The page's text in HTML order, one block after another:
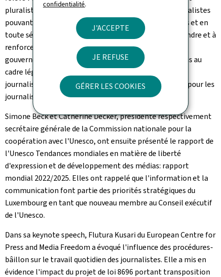
confidentialité.
J'ACCEPTE
JE REFUSE
GÉRER LES COOKIES
pluraliste, collectée, analysée et diffusée par des journalistes
pouvant exercer leur métier dans de bonnes conditions et en
toute sécurité. Le gouvernement est déterminé à défendre et à
renforcer la liberté de la presse, "voilà pourquoi le
gouvernement a d'ores et déjà proposé des adaptations au
cadre légal concernant le régime d'aides en faveur du
journalisme professionnel et à l'accès à l'information pour les
journalistes".
Simone Beck et Catherine Decker, présidente respectivement
secrétaire générale de la Commission nationale pour la
coopération avec l'Unesco, ont ensuite présenté le rapport de
l'Unesco Tendances mondiales en matière de liberté
d'expression et de développement des médias: rapport
mondial 2022/2025. Elles ont rappelé que l'information et la
communication font partie des priorités stratégiques du
Luxembourg en tant que nouveau membre au Conseil exécutif
de l'Unesco.
Dans sa keynote speech, Flutura Kusari du European Centre for
Press and Media Freedom a évoqué l'influence des procédures-
bâillon sur le travail quotidien des journalistes. Elle a mis en
évidence l'impact du projet de loi 8696 portant transposition